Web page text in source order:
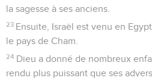
la sagesse à ses anciens.
23 Ensuite, Israël est venu en
le pays de Cham.
24 Dieu a donné de nombreux
rendu plus puissant que ses